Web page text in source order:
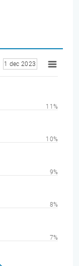
1 dec 2023
7%
8%
9%
10%
11%